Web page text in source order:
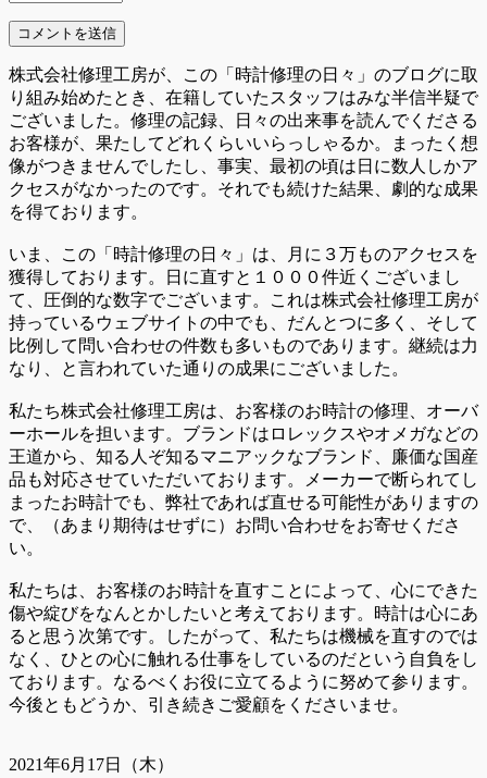
株式会社修理工房が、この「時計修理の日々」のブログに取
り組み始めたとき、在籍していたスタッフはみな半信半疑で
ございました。修理の記録、日々の出来事を読んでくださる
お客様が、果たしてどれくらいいらっしゃるか。まったく想
像がつきませんでしたし、事実、最初の頃は日に数人しかア
クセスがなかったのです。それでも続けた結果、劇的な成果
を得ております。
いま、この「時計修理の日々」は、月に３万ものアクセスを
獲得しております。日に直すと１０００件近くございまし
て、圧倒的な数字でございます。これは株式会社修理工房が
持っているウェブサイトの中でも、だんとつに多く、そして
比例して問い合わせの件数も多いものであります。継続は力
なり、と言われていた通りの成果にございました。
私たち株式会社修理工房は、お客様のお時計の修理、オーバ
ーホールを担います。ブランドはロレックスやオメガなどの
王道から、知る人ぞ知るマニアックなブランド、廉価な国産
品も対応させていただいております。メーカーで断られてし
まったお時計でも、弊社であれば直せる可能性がありますの
で、（あまり期待はせずに）お問い合わせをお寄せくださ
い。
私たちは、お客様のお時計を直すことによって、心にできた
傷や綻びをなんとかしたいと考えております。時計は心にあ
ると思う次第です。したがって、私たちは機械を直すのでは
なく、ひとの心に触れる仕事をしているのだという自負をし
ております。なるべくお役に立てるように努めて参ります。
今後ともどうか、引き続きご愛顧をくださいませ。
2021年6月17日（木）